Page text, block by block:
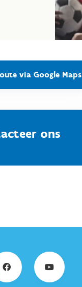
via Google Maps
ons